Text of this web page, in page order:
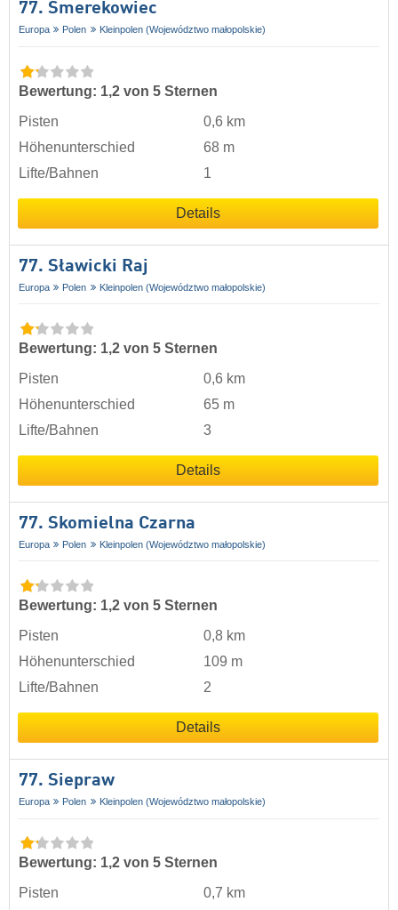
77. Smerekowiec
Europa Polen Kleinpolen (Województwo małopolskie)
Bewertung: 1,2 von 5 Sternen
Pisten
0,6 km
Höhenunterschied
68 m
Lifte/Bahnen
1
Details
77. Sławicki Raj
Europa Polen Kleinpolen (Województwo małopolskie)
Bewertung: 1,2 von 5 Sternen
Pisten
0,6 km
Höhenunterschied
65 m
Lifte/Bahnen
3
Details
77. Skomielna Czarna
Europa Polen Kleinpolen (Województwo małopolskie)
Bewertung: 1,2 von 5 Sternen
Pisten
0,8 km
Höhenunterschied
109 m
Lifte/Bahnen
2
Details
77. Siepraw
Europa Polen Kleinpolen (Województwo małopolskie)
Bewertung: 1,2 von 5 Sternen
Pisten
0,7 km